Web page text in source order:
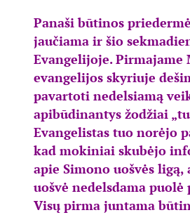
Panaši būtinos
jaučiama ir šio
Evangelijoje. Pirmajame
evangelijos skyriuje
pavartoti nedelsiamą
apibūdinantys žodžiai
Evangelistas tuo norėjo
kad mokiniai skubėjo
apie Simono uošvės ligą,
uošvė nedelsdama
Visų pirma juntama